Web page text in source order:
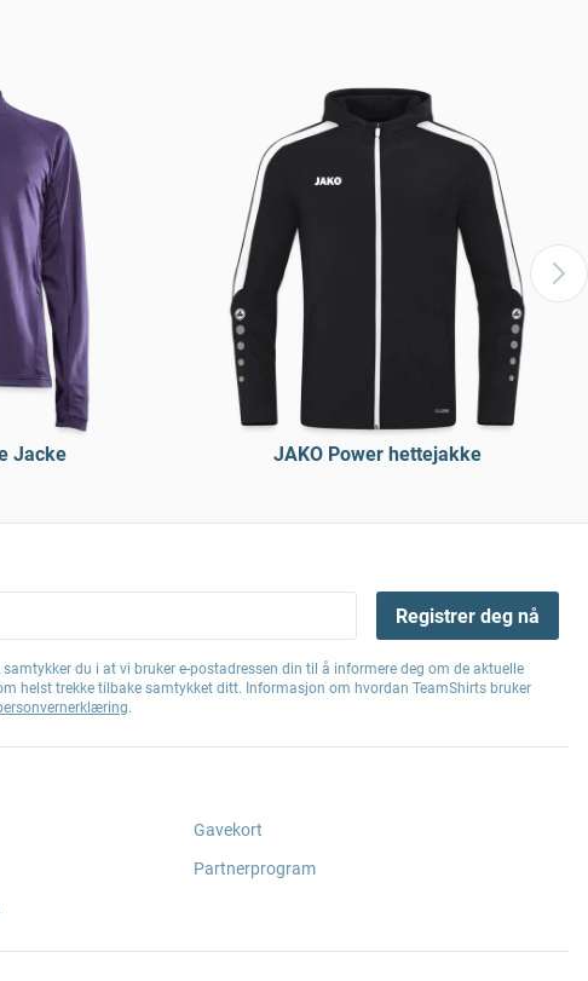
Jacke JAKO Power hettejakke
Registrer deg nå
samtykker du i at vi bruker e-postadressen din til å informere deg om de aktuelle
helst trekke tilbake samtykket ditt. Informasjon om hvordan TeamShirts bruker
.
Gavekort
Partnerprogram